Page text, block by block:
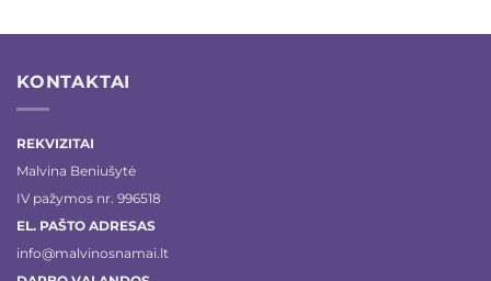
KONTAKTAI
REKVIZITAI
Malvina Beniušytė
IV pažymos nr. 996518
EL. PAŠTO ADRESAS
info@malvinosnamai.lt